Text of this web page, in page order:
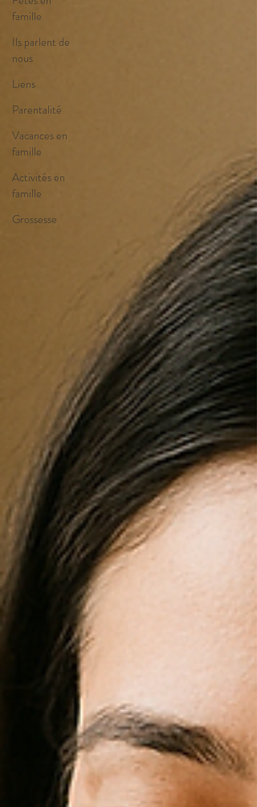
famille
Ils parlent de
nous
Liens
Parentalité
Vacances en
famille
Activités en
famille
Grossesse